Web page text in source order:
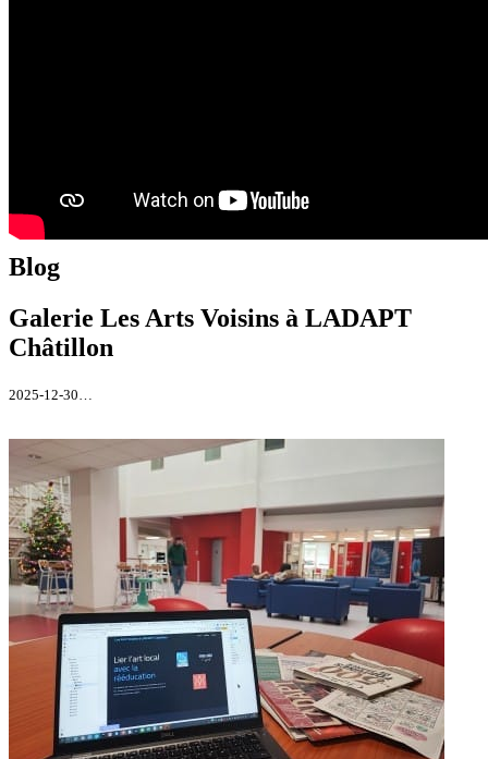
Blog
Galerie Les Arts Voisins à LADAPT
Châtillon
2025-12-30…